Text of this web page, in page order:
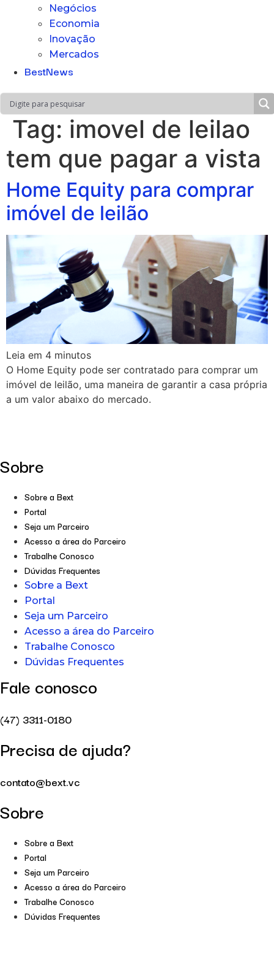
Negócios
Economia
Inovação
Mercados
BestNews
Tag: imovel de leilao
tem que pagar a vista
Home Equity para comprar
imóvel de leilão
Leia em 4 minutos
O Home Equity pode ser contratado para comprar um
imóvel de leilão, uma maneira de garantir a casa própria
a um valor abaixo do mercado.
Sobre
Sobre a Bext
Portal
Seja um Parceiro
Acesso a área do Parceiro
Trabalhe Conosco
Dúvidas Frequentes
Sobre a Bext
Portal
Seja um Parceiro
Acesso a área do Parceiro
Trabalhe Conosco
Dúvidas Frequentes
Fale conosco
(47) 3311-0180
Precisa de ajuda?
contato@bext.vc
Sobre
Sobre a Bext
Portal
Seja um Parceiro
Acesso a área do Parceiro
Trabalhe Conosco
Dúvidas Frequentes